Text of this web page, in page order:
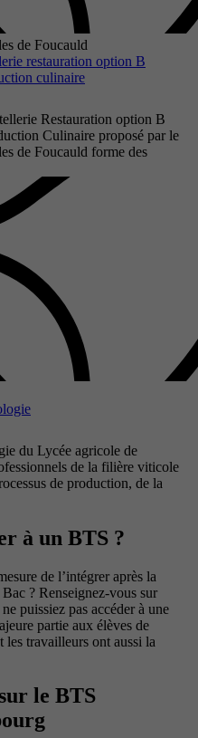
de Foucauld
restauration option B
culinaire
Restauration option B
Culinaire proposé par le
de Foucauld forme des
du Lycée agricole de
de la filière viticole
de production, de la
à un BTS ?
de l’intégrer après la
? Renseignez-vous sur
puissiez pas accéder à une
partie aux élèves de
les travailleurs ont aussi la
le BTS